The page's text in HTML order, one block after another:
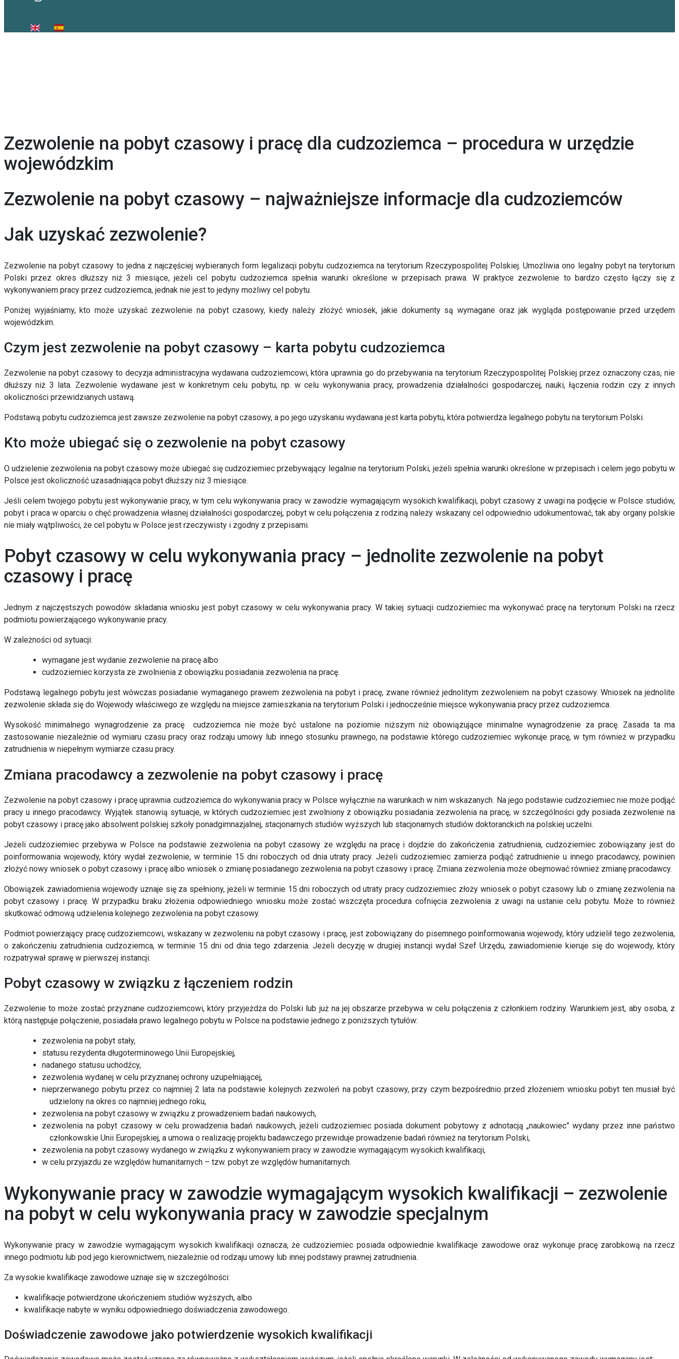
Zezwolenie na pobyt czasowy i pracę dla cudzoziemca – procedura w urzędzie
wojewódzkim
Zezwolenie na pobyt czasowy – najważniejsze informacje dla cudzoziemców
Jak uzyskać zezwolenie?
Zezwolenie na pobyt czasowy to jedna z najczęściej wybieranych form legalizacji pobytu cudzoziemca na terytorium Rzeczypospolitej Polskiej. Umożliwia ono legalny pobyt na terytorium
Polski przez okres dłuższy niż 3 miesiące, jeżeli cel pobytu cudzoziemca spełnia warunki określone w przepisach prawa. W praktyce zezwolenie to bardzo często łączy się z
wykonywaniem pracy przez cudzoziemca, jednak nie jest to jedyny możliwy cel pobytu.
Poniżej wyjaśniamy,kto może uzyskać zezwolenie na pobyt czasowy, kiedy należy złożyć wniosek, jakie dokumenty są wymagane oraz jak wygląda postępowanie przed urzędem
wojewódzkim.
Czym jest zezwolenie na pobyt czasowy – karta pobytu cudzoziemca
Zezwolenie na pobyt czasowy to decyzja administracyjna wydawana cudzoziemcowi, która uprawnia go doprzebywania na terytorium Rzeczypospolitej Polskiej przez oznaczony czas, nie
dłuższy niż 3 lata. Zezwolenie wydawane jest w konkretnym celu pobytu, np. w celu wykonywania pracy, prowadzenia działalności gospodarczej, nauki, łączenia rodzin czy z innych
okoliczności przewidzianych ustawą.
Podstawą pobytu cudzoziemca jest zawsze zezwolenie na pobyt czasowy, a po jego uzyskaniu wydawana jest karta pobytu, która potwierdza legalnego pobytu na terytorium Polski.
Kto może ubiegać się o zezwolenie na pobyt czasowy
O udzielenie zezwolenia na pobyt czasowy może ubiegać sięcudzoziemiec przebywający legalnie na terytorium Polski, jeżeli spełnia warunki określone w przepisach icelem jego pobytu w
Polsce jest okoliczność uzasadniająca pobyt dłuższy niż 3 miesiące.
Jeśli celem twojego pobytu jest wykonywanie pracy, w tym celu wykonywania pracy w zawodzie wymagającym wysokich kwalifikacji, pobyt czasowy z uwagi na podjęcie w Polsce studiów,
pobyt i praca w oparciu o chęć prowadzenia własnej działalności gospodarczej, pobyt w celu połączenia z rodziną należy wskazany cel odpowiednio udokumentować, tak aby organy polskie
nie miały wątpliwości, że cel pobytu w Polsce jest rzeczywisty i zgodny z przepisami.
Pobyt czasowy w celu wykonywania pracy – jednolite zezwolenie na pobyt
czasowy i pracę
Jednym z najczęstszych powodów składania wniosku jest pobyt czasowy w celu wykonywania pracy. W takiej sytuacji cudzoziemiec ma wykonywać pracę na terytorium Polski na rzecz
podmiotu powierzającego wykonywanie pracy.
W zależności od sytuacji:
wymagane jest wydanie zezwolenie na pracę albo
cudzoziemiec korzysta ze zwolnienia z obowiązku posiadania zezwolenia na pracę.
Podstawą legalnego pobytu jest wówczasposiadanie wymaganego prawem zezwolenia na pobyt i pracę, zwane równieżjednolitym zezwoleniem na pobyt czasowy. Wniosek na jednolite
zezwolenie składa się do Wojewody właściwego ze względu na miejsce zamieszkania na terytorium Polski i jednocześnie miejsce wykonywania pracy przez cudzoziemca.
Wysokość minimalnego wynagrodzenie za pracę cudzoziemca nie może być ustalone na poziomie niższym niż obowiązujące minimalne wynagrodzenie za pracę. Zasada ta ma
zastosowanie niezależnie od wymiaru czasu pracy oraz rodzaju umowy lub innego stosunku prawnego, na podstawie którego cudzoziemiec wykonuje pracę, w tym również w przypadku
zatrudnienia w niepełnym wymiarze czasu pracy.
Zmiana pracodawcy a zezwolenie na pobyt czasowy i pracę
Zezwolenie na pobyt czasowy i pracę uprawnia cudzoziemca do wykonywania pracy w Polsce wyłącznie na warunkach w nim wskazanych. Na jego podstawie cudzoziemiec nie może podjąć
pracy u innego pracodawcy. Wyjątek stanowią sytuacje, w których cudzoziemiec jest zwolniony z obowiązku posiadania zezwolenia na pracę, w szczególności gdy posiada zezwolenie na
pobyt czasowy i pracę jako absolwent polskiej szkoły ponadgimnazjalnej, stacjonarnych studiów wyższych lub stacjonarnych studiów doktoranckich na polskiej uczelni.
Jeżeli cudzoziemiec przebywa w Polsce na podstawie zezwolenia na pobyt czasowy ze względu na pracę i dojdzie do zakończenia zatrudnienia, cudzoziemiec zobowiązany jest do
poinformowania wojewody, który wydał zezwolenie, w terminie 15 dni roboczych od dnia utraty pracy. Jeżeli cudzoziemiec zamierza podjąć zatrudnienie u innego pracodawcy, powinien
złożyć nowy wniosek o pobyt czasowy i pracę albo wniosek o zmianę posiadanego zezwolenia na pobyt czasowy i pracę. Zmiana zezwolenia może obejmować również zmianę pracodawcy.
Obowiązek zawiadomienia wojewody uznaje się za spełniony, jeżeli w terminie 15 dni roboczych od utraty pracy cudzoziemiec złoży wniosek o pobyt czasowy lub o zmianę zezwolenia na
pobyt czasowy i pracę. W przypadku braku złożenia odpowiedniego wniosku może zostać wszczęta procedura cofnięcia zezwolenia z uwagi na ustanie celu pobytu. Może to również
skutkować odmową udzielenia kolejnego zezwolenia na pobyt czasowy.
Podmiot powierzający pracę cudzoziemcowi, wskazany w zezwoleniu na pobyt czasowy i pracę, jest zobowiązany do pisemnego poinformowania wojewody, który udzielił tego zezwolenia,
o zakończeniu zatrudnienia cudzoziemca, w terminie 15 dni od dnia tego zdarzenia. Jeżeli decyzję w drugiej instancji wydał Szef Urzędu, zawiadomienie kieruje się do wojewody, który
rozpatrywał sprawę w pierwszej instancji.
Pobyt czasowy w związku z łączeniem rodzin
Zezwolenie to może zostać przyznane cudzoziemcowi, który przyjeżdża do Polski lub już na jej obszarze przebywa w celu połączenia z członkiem rodziny. Warunkiem jest, aby osoba, z
którą następuje połączenie, posiadała prawo legalnego pobytu w Polsce na podstawie jednego z poniższych tytułów:
zezwolenia na pobyt stały,
statusu rezydenta długoterminowego Unii Europejskiej,
nadanego statusu uchodźcy,
zezwolenia wydanej w celu przyznanej ochrony uzupełniającej,
nieprzerwanego pobytu przez co najmniej 2 lata na podstawie kolejnych zezwoleń na pobyt czasowy, przy czym bezpośrednio przed złożeniem wniosku pobyt ten musiał być
udzielony na okres co najmniej jednego roku,
zezwolenia na pobyt czasowy w związku z prowadzeniem badań naukowych,
zezwolenia na pobyt czasowy w celu prowadzenia badań naukowych, jeżeli cudzoziemiec posiada dokument pobytowy z adnotacją „naukowiec” wydany przez inne państwo
członkowskie Unii Europejskiej, a umowa o realizację projektu badawczego przewiduje prowadzenie badań również na terytorium Polski,
zezwolenia na pobyt czasowy wydanego w związku z wykonywaniem pracy w zawodzie wymagającym wysokich kwalifikacji,
w celu przyjazdu ze względów humanitarnych – tzw. pobyt ze względów humanitarnych.
Wykonywanie pracy w zawodzie wymagającym wysokich kwalifikacji – zezwolenie
na pobyt w celu wykonywania pracy w zawodzie specjalnym
Wykonywanie pracy w zawodzie wymagającym wysokich kwalifikacji oznacza, że cudzoziemiec posiada odpowiednie kwalifikacje zawodowe oraz wykonuje pracę zarobkową na rzecz
innego podmiotu lub pod jego kierownictwem, niezależnie od rodzaju umowy lub innej podstawy prawnej zatrudnienia.
Za wysokie kwalifikacje zawodowe uznaje się w szczególności:
kwalifikacje potwierdzone ukończeniem studiów wyższych, albo
kwalifikacje nabyte w wyniku odpowiedniego doświadczenia zawodowego.
Doświadczenie zawodowe jako potwierdzenie wysokich kwalifikacji